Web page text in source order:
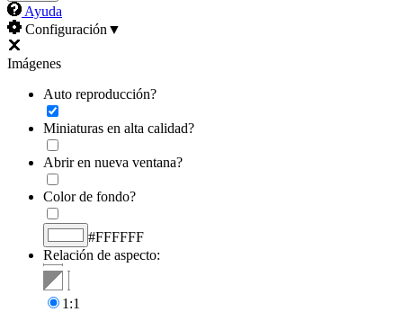
Ayuda
Configuración ▼
Imágenes
Auto reproducción?
Miniaturas en alta calidad?
Abrir en nueva ventana?
Color de fondo?
#FFFFFF
Relación de aspecto:
1:1